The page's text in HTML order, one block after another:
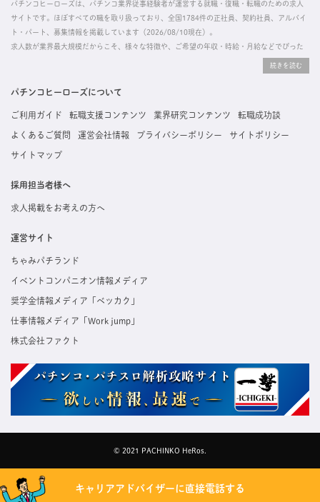
パチンコヒーローズは、パチンコ業界従事経験者が運営する就職・復職・転職のための求人
サイトです。ほぼすべての職を取り扱っており、全国1784件の正社員、契約社員、アルバイ
ト・パート、募集情報を掲載しています（2026/08/10現在）。
求人数が業界最大規模だからこそ、様々な特徴や、ご希望の年収・時給・月給などでぴった
掲載している求人は、すべて契約法人様から寄せられた正規の求人情報です。応募いただい
た内容はすぐに直接事業所に届くためスムーズに転職・復職できます。
パチンコヒーローズについて
ご利用ガイド 転職支援コンテンツ 業界研究コンテンツ 転職成功談
よくあるご質問 運営会社情報 プライバシーポリシー サイトポリシー
サイトマップ
採用担当者様へ
求人掲載をお考えの方へ
運営サイト
ちゃみパチランド
イベントコンパニオン情報メディア
奨学金情報メディア「ベッカク」
仕事情報メディア「Work jump」
株式会社ファクト
© 2021 PACHINKO HeRos.
キャリアアドバイザーに直接電話する